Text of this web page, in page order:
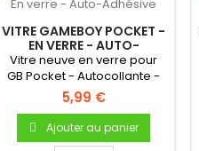
VITRE GAMEBOY POCKET -
EN VERRE - AUTO-
ADHÉSIVE
Vitre neuve en verre pour
GB Pocket - Autocollante -
Uniquement pour
Gameboy...
5,99 €
Ajouter au panier